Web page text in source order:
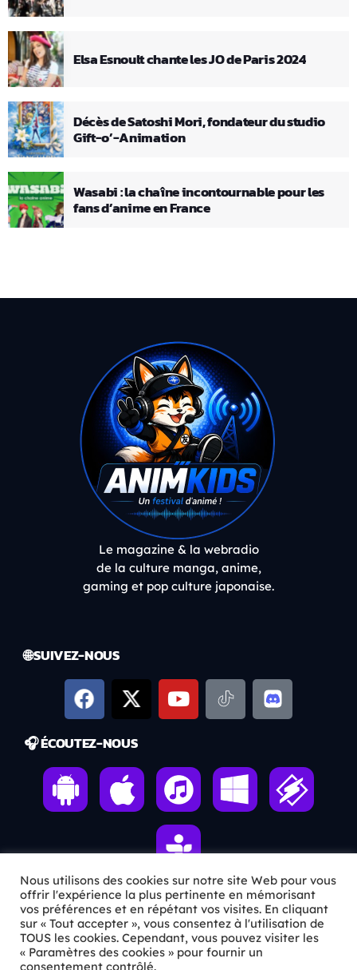
Elsa Esnoult chante les JO de Paris 2024
Décès de Satoshi Mori, fondateur du studio
Gift-o’-Animation
Wasabi : la chaîne incontournable pour les
fans d’anime en France
Le magazine & la webradio
de la culture manga, anime,
gaming et pop culture japonaise.
🌐 SUIVEZ-NOUS
🎧 ÉCOUTEZ-NOUS
ℹ️ INFOS PRATIQUES
✉️Contact
Nous utilisons des cookies sur notre site Web pour vous
offrir l'expérience la plus pertinente en mémorisant
vos préférences et en répétant vos visites. En cliquant
sur « Tout accepter », vous consentez à l'utilisation de
TOUS les cookies. Cependant, vous pouvez visiter les
« Paramètres des cookies » pour fournir un
consentement contrôlé.